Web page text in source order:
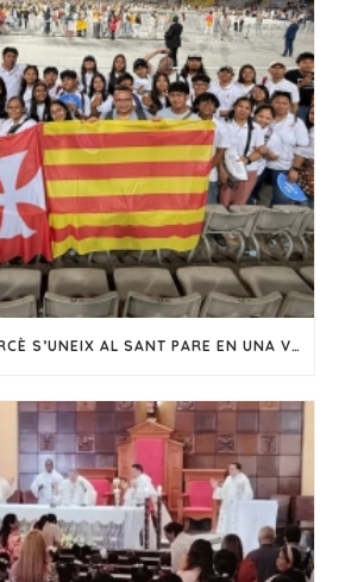
L’ORDE DE LA MERCÈ S’UNEIX AL SANT PARE EN UNA VIGÍLIA DE FE I ESPERANÇA A BARCELONA